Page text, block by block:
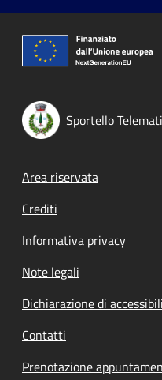
Sportello
Footer menu
Area riservata
Crediti
Informativa privacy
Note legali
Dichiarazione di
Contatti
Prenotazione